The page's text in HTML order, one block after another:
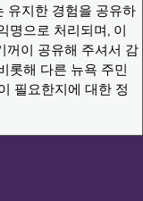
유지한 경험을 공유하
명으로 처리되며, 이
꺼이 공유해 주셔서 감
롯해 다른 뉴욕 주민
필요한지에 대한 정